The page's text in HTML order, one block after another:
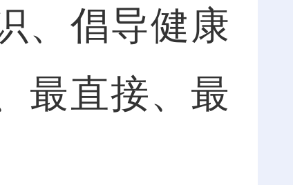
、倡导健康
最直接、最